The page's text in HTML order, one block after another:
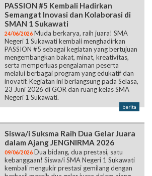
PASSION #5 Kembali Hadirkan
Semangat Inovasi dan Kolaborasi di
SMAN 1 Sukawati
24/06/2026 Muda berkarya, raih juara! SMA
Negeri 1 Sukawati kembali menghadirkan
PASSION #5 sebagai kegiatan yang bertujuan
mengembangkan bakat, minat, kreativitas,
serta memperluas pengalaman peserta
melalui berbagai program yang edukatif dan
inovatif. Kegiatan ini berlangsung pada Selasa,
23 Juni 2026 di GOR dan ruang kelas SMA
Negeri 1 Sukawati.
berita
Siswa/i Suksma Raih Dua Gelar Juara
dalam Ajang JENGNIRMA 2026
09/06/2026 Dua bidang, dua prestasi, satu
kebanggaan! Siswa/i SMA Negeri 1 Sukawati
kembali mengukir prestasi gemilang dengan